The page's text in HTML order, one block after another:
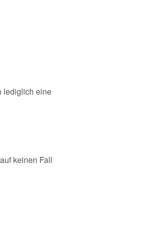
lediglich eine
keinen Fall